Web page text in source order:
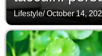
Lifestyle/October 14,